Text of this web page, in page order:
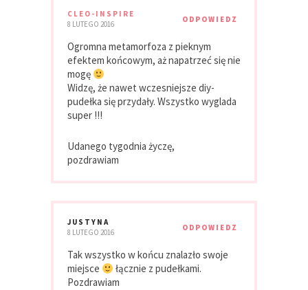
CLEO-INSPIRE
8 LUTEGO 2016
ODPOWIEDZ
Ogromna metamorfoza z pieknym
efektem końcowym, aż napatrzeć się nie
mogę
Widzę, że nawet wczesniejsze diy-
pudełka się przydały. Wszystko wyglada
super !!!
Udanego tygodnia życzę,
pozdrawiam
JUSTYNA
8 LUTEGO 2016
ODPOWIEDZ
Tak wszystko w końcu znalazło swoje
miejsce
łącznie z pudełkami.
Pozdrawiam